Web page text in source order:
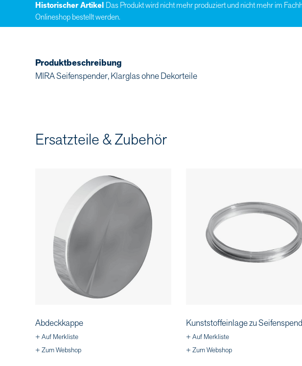
Historischer Artikel Das Produkt wird nicht mehr produziert und nicht mehr im
Onlineshop bestellt werden.
Produktbeschreibung
MIRA Seifenspender, Klarglas ohne Dekorteile
Ersatzteile & Zubehör
Abdeckkappe
+ Auf Merkliste
+ Zum Webshop
Kunststoffeinlage zu
+ Auf Merkliste
+ Zum Webshop